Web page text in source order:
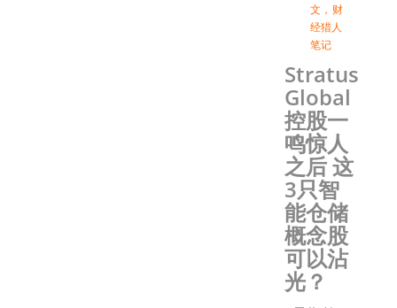
文 ， 财
经猎人
笔记
Stratus
Global
控股一
鸣惊人
之后 这
3只智
能仓储
概念股
可以沾
光？